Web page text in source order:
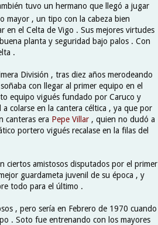
tuvo un hermano que llegó a jugar
mayor , un tipo con la cabeza bien
en el Celta de Vigo . Sus mejores virtudes
planta y seguridad bajo palos . Con
.
División , tras diez años merodeando
con llegar al primer equipo en el
equipo vigués fundado por Caruco y
colarse en la cantera céltica , ya que por
canteras era Pepe Villar , quien no dudó a
portero vigués recalase en la filas del
ciertos amistosos disputados por el primer
guardameta juvenil de su época , y
todo para el último .
, pero sería en Febrero de 1970 cuando
. Soto fue entrenando con los mayores